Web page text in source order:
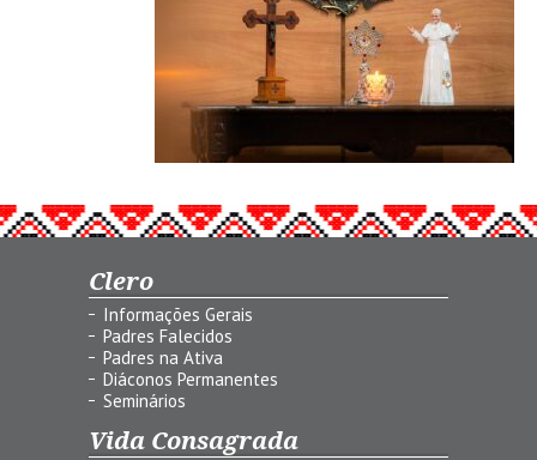
Clero
Informações Gerais
Padres Falecidos
Padres na Ativa
Diáconos Permanentes
Seminários
Vida Consagrada